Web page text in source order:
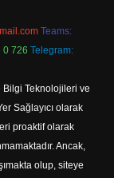
Teams:
0 726 Telegram:
Bilgi Teknolojileri ve
Sağlayıcı olarak
proaktif olarak
Ancak,
olup, siteye